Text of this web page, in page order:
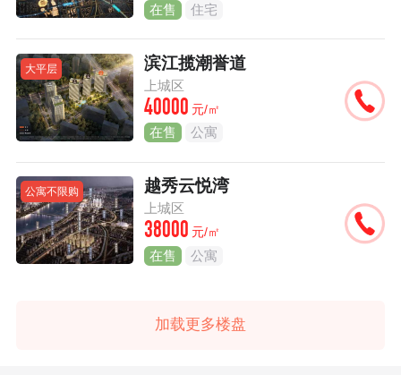
在售 住宅
大平层 滨江揽潮誉道
上城区
40000 元/㎡
在售 公寓
公寓不限购 越秀云悦湾
上城区
38000 元/㎡
在售 公寓
加载更多楼盘